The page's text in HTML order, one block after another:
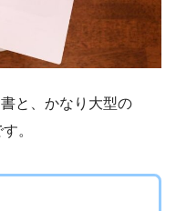
と、かなり大型の
。